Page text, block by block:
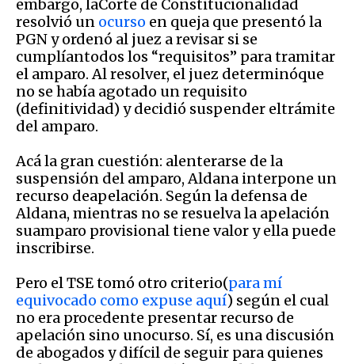
embargo, laCorte de Constitucionalidad
resolvió un ocurso en queja que presentó la
PGN y ordenó al juez a revisar si se
cumplíantodos los “requisitos” para tramitar
el amparo. Al resolver, el juez determinóque
no se había agotado un requisito
(definitividad) y decidió suspender eltrámite
del amparo.
Acá la gran cuestión: alenterarse de la
suspensión del amparo, Aldana interpone un
recurso deapelación. Según la defensa de
Aldana, mientras no se resuelva la apelación
suamparo provisional tiene valor y ella puede
inscribirse.
Pero el TSE tomó otro criterio(para mí
equivocado como expuse aquí) según el cual
no era procedente presentar recurso de
apelación sino unocurso. Sí, es una discusión
de abogados y difícil de seguir para quienes